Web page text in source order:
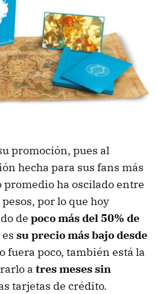
promoción, pues al
hecha para sus fans más
ha oscilado entre
por lo que hoy
de poco más del 50% de
su precio más bajo desde
fuera poco, también está la
a tres meses sin
tarjetas de crédito.